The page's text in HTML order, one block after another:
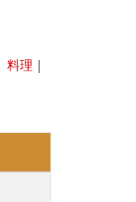
料理 ｜